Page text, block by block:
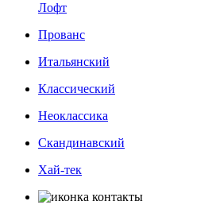
Лофт
Прованс
Итальянский
Классический
Неоклассика
Скандинавский
Хай-тек